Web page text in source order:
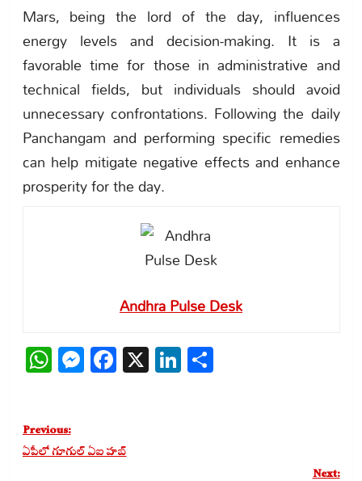
Mars, being the lord of the day, influences
energy levels and decision-making. It is a
favorable time for those in administrative and
technical fields, but individuals should avoid
unnecessary confrontations. Following the daily
Panchangam and performing specific remedies
can help mitigate negative effects and enhance
prosperity for the day.
Andhra Pulse Desk
WhatsApp
Messenger
Facebook
X LinkedIn
Share
Post
navigation
Previous:
ఏపీలో గూగుల్ ఏఐ హబ్
Next: